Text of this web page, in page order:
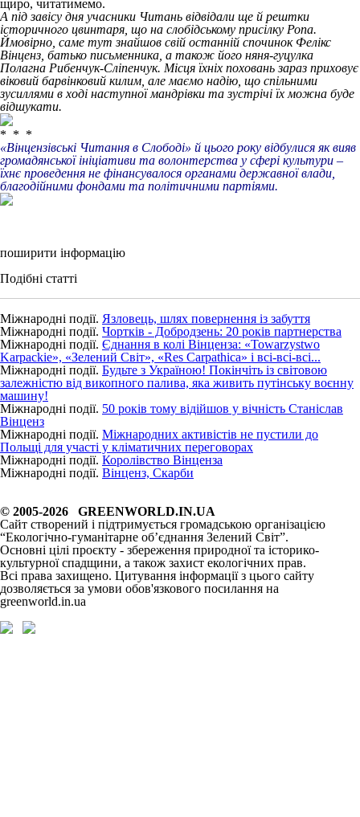
щиро, читатимемо.
А під завісу дня учасники Читань відвідали ще й рештки
історичного цвинтаря, що на слобідському присілку Ропа.
Ймовірно, саме тут знайшов свій останній спочинок Фелікс
Вінценз, батько письменника, а також його няня-гуцулка
Полагна Рибенчук-Сліпенчук. Місця їхніх поховань зараз приховує
віковий барвінковий килим, але маємо надію, що спільними
зусиллями в ході наступної мандрівки та зустрічі їх можна буде
відшукати.
* * *
«Вінцензівські Читання в Слободі» й цього року відбулися як вияв
громадянської ініціативи та волонтерства у сфері культури –
їхнє проведення не фінансувалося органами державної влади,
благодійними фондами та політичними партіями.
поширити інформацію
Подібні статті
Міжнародні події. Язловець, шлях повернення із забуття
Міжнародні події. Чортків - Добродзень: 20 років партнерства
Міжнародні події. Єднання в колі Вінценза: «Towarzystwo
Karpackie», «Зелений Світ», «Res Carpathica» і всі-всі-всі...
Міжнародні події. Будьте з Україною! Покінчіть із світовою
залежністю від викопного палива, яка живить путінську воєнну
машину!
Міжнародні події. 50 років тому відійшов у вічність Станіслав
Вінценз
Міжнародні події. Міжнародних активістів не пустили до
Польщі для участі у кліматичних переговорах
Міжнародні події. Королівство Вінценза
Міжнародні події. Вінценз, Скарби
© 2005-2026 GREENWORLD.IN.UA
Сайт створений і підтримується громадською організацією
“Екологічно-гуманітарне об’єднання Зелений Світ”.
Основні цілі проєкту - збереження природної та історико-
культурної спадщини, а також захист екологічних прав.
Всі права захищено. Цитування інформації з цього сайту
дозволяється за умови обов'язкового посилання на
greenworld.in.ua